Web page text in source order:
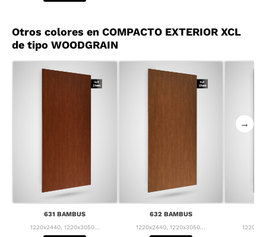
Otros colores en COMPACTO EXTERIOR XCL
de tipo WOODGRAIN
631 BAMBUS
1220x2440, 1220x3050...
632 BAMBUS
1220x2440, 1220x3050...
→